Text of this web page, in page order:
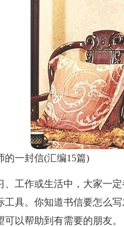
的一封信(汇编15篇)
、工作或生活中，大家一
工具。你知道书信要怎么
可以帮助到有需要的朋友。